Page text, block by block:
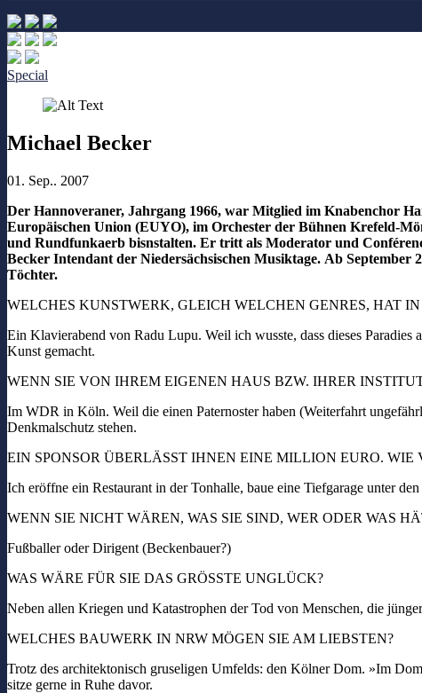
Special
Michael Becker
01. Sep.. 2007
Der Hannoveraner, Jahrgang 1966, war Mitglied im Knabenchor
Europäischen Union (EUYO), im Orchester der Bühnen Krefeld-
und Rundfunkaerb bisnstalten. Er tritt als Moderator und
Becker Intendant der Niedersächsischen Musiktage. Ab September
Töchter.
WELCHES KUNSTWERK, GLEICH WELCHEN GENRES, HAT
Ein Klavierabend von Radu Lupu. Weil ich wusste, dass dieses
Kunst gemacht.
WENN SIE VON IHREM EIGENEN HAUS BZW. IHRER
Im WDR in Köln. Weil die einen Paternoster haben (Weiterfahrt
Denkmalschutz stehen.
EIN SPONSOR ÜBERLÄSST IHNEN EINE MILLION EURO. WIE
Ich eröffne ein Restaurant in der Tonhalle, baue eine Tiefgarage unter
WENN SIE NICHT WÄREN, WAS SIE SIND, WER ODER WAS
Fußballer oder Dirigent (Beckenbauer?)
WAS WÄRE FÜR SIE DAS GRÖSSTE UNGLÜCK?
Neben allen Kriegen und Katastrophen der Tod von Menschen, die
WELCHES BAUWERK IN NRW MÖGEN SIE AM LIEBSTEN?
Trotz des architektonisch gruseligen Umfelds: den Kölner Dom. »Im
sitze gerne in Ruhe davor.